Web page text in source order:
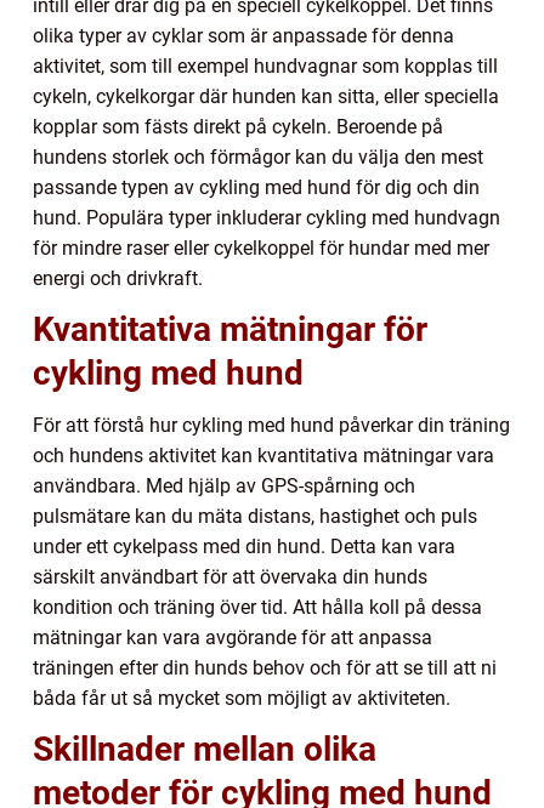
intill eller drar dig på en speciell cykelkoppel. Det finns
olika typer av cyklar som är anpassade för denna
aktivitet, som till exempel hundvagnar som kopplas till
cykeln, cykelkorgar där hunden kan sitta, eller speciella
kopplar som fästs direkt på cykeln. Beroende på
hundens storlek och förmågor kan du välja den mest
passande typen av cykling med hund för dig och din
hund. Populära typer inkluderar cykling med hundvagn
för mindre raser eller cykelkoppel för hundar med mer
energi och drivkraft.
Kvantitativa mätningar för
cykling med hund
För att förstå hur cykling med hund påverkar din träning
och hundens aktivitet kan kvantitativa mätningar vara
användbara. Med hjälp av GPS-spårning och
pulsmätare kan du mäta distans, hastighet och puls
under ett cykelpass med din hund. Detta kan vara
särskilt användbart för att övervaka din hunds
kondition och träning över tid. Att hålla koll på dessa
mätningar kan vara avgörande för att anpassa
träningen efter din hunds behov och för att se till att ni
båda får ut så mycket som möjligt av aktiviteten.
Skillnader mellan olika
metoder för cykling med hund